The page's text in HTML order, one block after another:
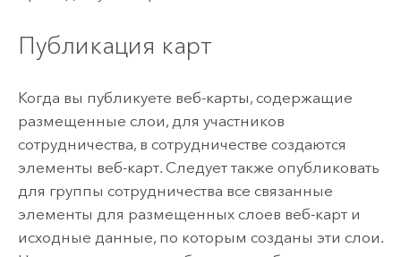
Публикация карт
Когда вы публикуете веб-карты, содержащие
размещенные слои, для участников
сотрудничества, в сотрудничестве создаются
элементы веб-карт. Следует также опубликовать
для группы сотрудничества все связанные
элементы для размещенных слоев веб-карт и
исходные данные, по которым созданы эти слои.